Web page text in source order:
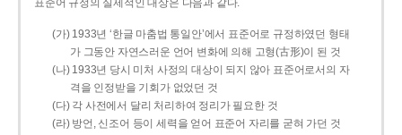
표준어 규정의 실제적인 대상은 다음과 같다.
(가) 1933년 ‘한글 마춤법 통일안’에서 표준어로 규정하였던 형태
가 그동안 자연스러운 언어 변화에 의해 고형(古形)이 된 것
(나) 1933년 당시 미처 사정의 대상이 되지 않아 표준어로서의 자
격을 인정받을 기회가 없었던 것
(다) 각 사전에서 달리 처리하여 정리가 필요한 것
(라) 방언, 신조어 등이 세력을 얻어 표준어 자리를 굳혀 가던 것